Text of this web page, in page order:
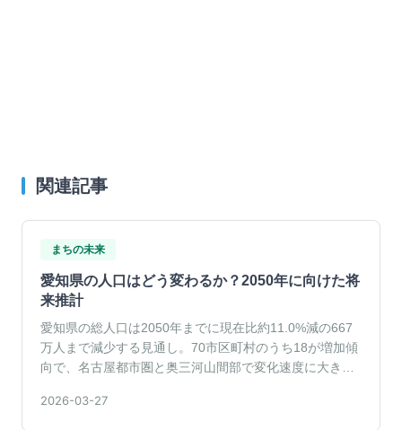
関連記事
まちの未来
愛知県の人口はどう変わるか？2050年に向けた将
来推計
愛知県の総人口は2050年までに現在比約11.0%減の667
万人まで減少する見通し。70市区町村のうち18が増加傾
向で、名古屋都市圏と奥三河山間部で変化速度に大きな
2026-03-27